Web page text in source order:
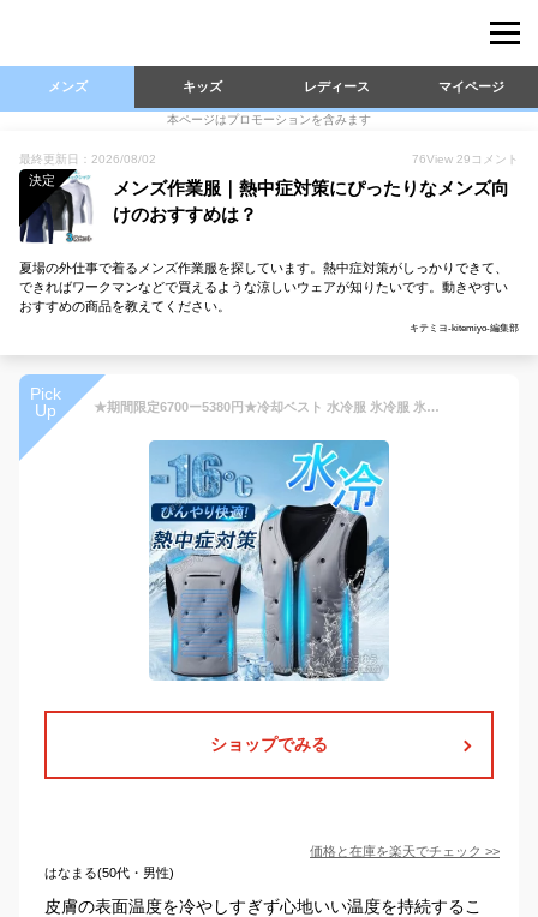
メンズ キッズ レディース マイページ
本ページはプロモーションを含みます
最終更新日：2026/08/02 76View 29 コメント
決定
メンズ作業服｜熱中症対策にぴったりなメンズ向
けのおすすめは？
夏場の外仕事で着るメンズ作業服を探しています。熱中症対策がしっかりできて、
できればワークマンなどで買えるような涼しいウェアが知りたいです。動きやすい
おすすめの商品を教えてください。
キテミヨ-kitemiyo-編集部
Pick
Up
★期間限定6700ー5380円★冷却ベスト 水冷服 氷冷服 氷冷ベスト 水冷式 水冷ベスト クールベスト 暑さ対策 熱中症対策 節電対策 酷暑対策水ベストアイスフロー仕事服 通勤 現場 工場 メンズ レディース 兼用 レジャー スポーツ バイク クーラースーツ クーラーベスト 作業服
ショップでみる
価格と在庫を楽天でチェック >>
はなまる(50代・男性)
皮膚の表面温度を冷やしすぎず心地いい温度を持続するこ